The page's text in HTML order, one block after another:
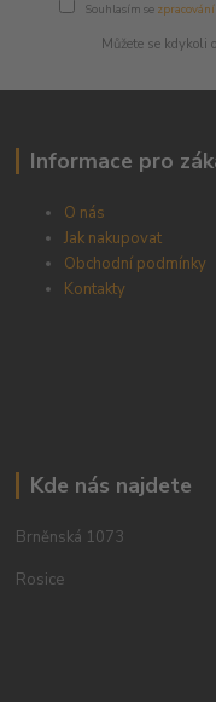
Souhlasím se
Můžete se
Informace pro
O nás
Jak nakupovat
Obchodní podmínky
Kontakty
Kde nás najdete
Brněnská 1073
Rosice